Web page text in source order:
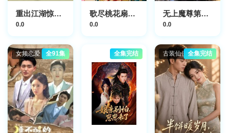
重出江湖惊艳所有人
0.0
歌尽桃花扇底风
0.0
无上魔尊第二季
0.0
女频恋爱 全91集 全集完结 古装仙侠 全集完结